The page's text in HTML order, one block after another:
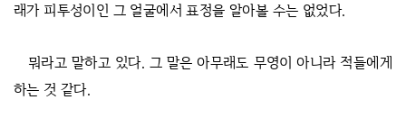
래가 피투성이인 그 얼굴에서 표정을 알아볼 수는 없었다.
뭐라고 말하고 있다. 그 말은 아무래도 무영이 아니라 적들에게
하는 것 같다.